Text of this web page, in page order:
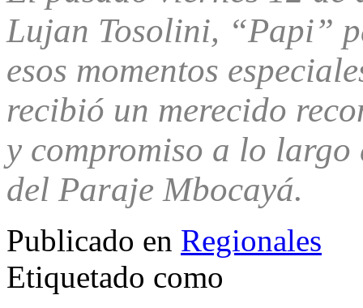
Lujan Tosolini, “Papi”
esos momentos
recibió un merecido
y compromiso a lo largo
del Paraje Mbocayá.
Publicado en Regionales
Etiquetado como